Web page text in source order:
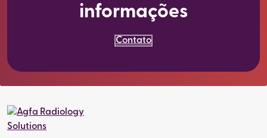
informações
Contato